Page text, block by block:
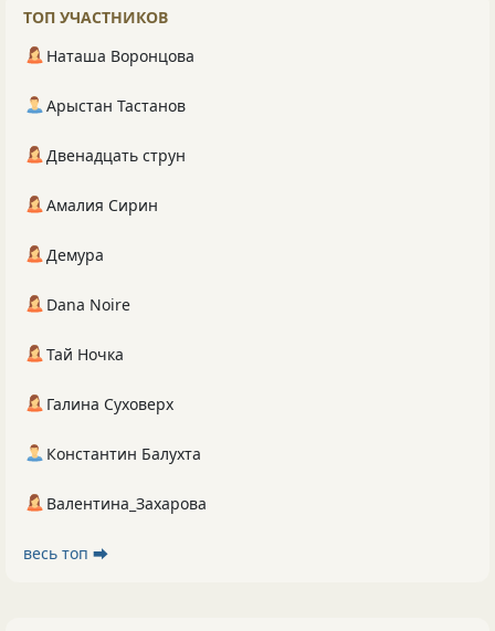
ТОП УЧАСТНИКОВ
Наташа Воронцова
Арыстан Тастанов
Двенадцать струн
Амалия Сирин
Демура
Dana Noire
Тай Ночка
Галина Суховерх
Константин Балухта
Валентина_Захарова
весь топ ⮕